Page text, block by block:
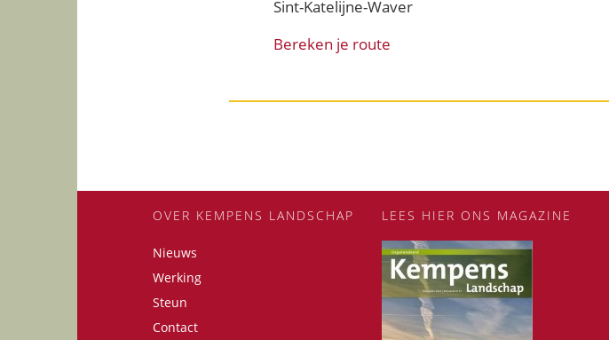
Sint-Katelijne-Waver
Bereken je route
OVER KEMPENS LANDSCHAP
Nieuws
Werking
Steun
Contact
LEES HIER ONS MAGAZINE